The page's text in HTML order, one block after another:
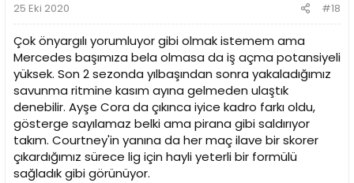
25 Eki 2020 #18
Çok önyargılı yorumluyor gibi olmak istemem ama
Mercedes başımıza bela olmasa da iş açma potansiyeli
yüksek. Son 2 sezonda yılbaşından sonra yakaladığımız
savunma ritmine kasım ayına gelmeden ulaştık
denebilir. Ayşe Cora da çıkınca iyice kadro farkı oldu,
gösterge sayılamaz belki ama pirana gibi saldırıyor
takım. Courtney'in yanına da her maç ilave bir skorer
çıkardığımız sürece lig için hayli yeterli bir formülü
sağladık gibi görünüyor.